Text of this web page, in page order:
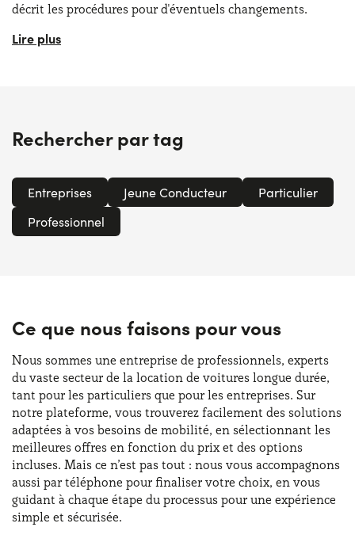
décrit les procédures pour d'éventuels changements.
En somme, signer un contrat de location voiture est une
location. Que ce soit pour une location professionnelle ou
un contrat de location de voiture entre particulier , il est
de voiture fiable pour éviter des controverses. Rappelons
enfin qu'un contrat de location voiture bien structuré est
la base d'un voyage sûr et sans stress.
Rechercher par tag
Entreprises Jeune Conducteur
Particulier
Professionnel
Ce que nous faisons pour vous
Nous sommes une entreprise de professionnels, experts
du vaste secteur de la location de voitures longue durée,
tant pour les particuliers que pour les entreprises. Sur
notre plateforme, vous trouverez facilement des solutions
adaptées à vos besoins de mobilité, en sélectionnant les
meilleures offres en fonction du prix et des options
incluses. Mais ce n’est pas tout : nous vous accompagnons
aussi par téléphone pour finaliser votre choix, en vous
guidant à chaque étape du processus pour une expérience
simple et sécurisée.